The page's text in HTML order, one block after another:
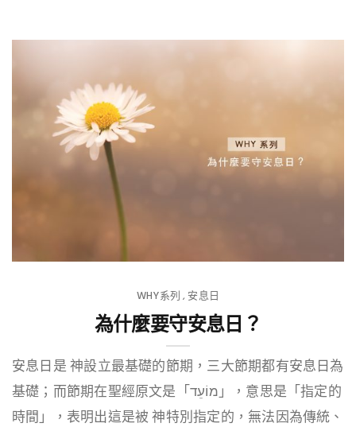
WHY系列 , 安息日
為什麼要守安息日？
安息日是 神設立最基礎的節期，三大節期都有安息日為
基礎；而節期在聖經原文是「מוֹעֵד」，意思是「指定的
時間」，表明出這是被 神特別指定的，無法因為傳統、